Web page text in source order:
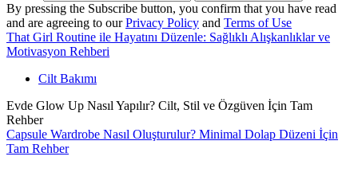
By pressing the Subscribe button, you confirm that you have read
and are agreeing to ourPrivacy Policy and Terms of Use
That Girl Routine ile Hayatını Düzenle: Sağlıklı Alışkanlıklar ve
Motivasyon Rehberi
Cilt Bakımı
Evde Glow Up Nasıl Yapılır? Cilt, Stil ve Özgüven İçin Tam
Rehber
Capsule Wardrobe Nasıl Oluşturulur? Minimal Dolap Düzeni İçin
Tam Rehber